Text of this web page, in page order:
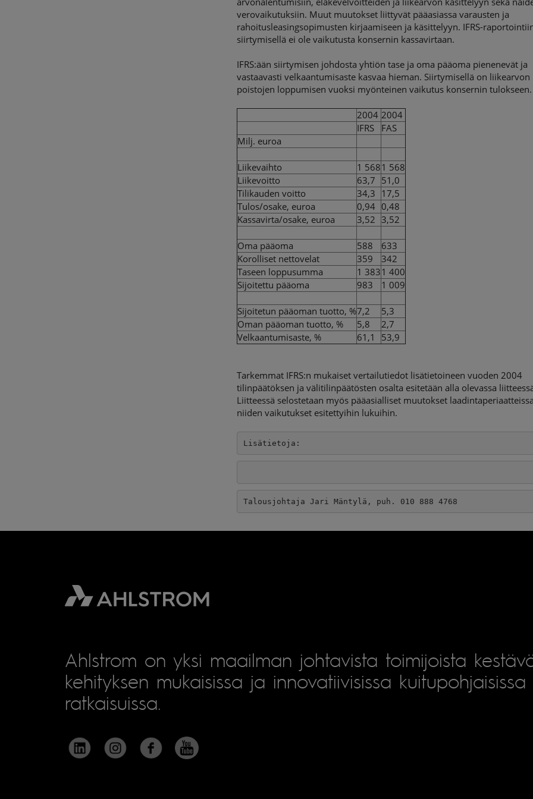
verovaikutuksiin. Muut muutokset liittyvät pääasiassa varausten ja
rahoitusleasingsopimusten kirjaamiseen ja käsittelyyn. IFRS-
siirtymisellä ei ole vaikutusta konsernin kassavirtaan.
IFRS:ään siirtymisen johdosta yhtiön tase ja oma pääoma pienenevät ja
vastaavasti velkaantumisaste kasvaa hieman. Siirtymisellä on liikearvon
poistojen loppumisen vuoksi myönteinen vaikutus konsernin tulokseen.
2004 2004
IFRS
FAS
Milj. euroa
Liikevaihto 1 5681 568
Liikevoitto
63,7 51,0
Tilikauden voitto
34,3 17,5
Tulos/osake, euroa
0,94 0,48
Kassavirta/osake, euroa
3,52 3,52
Oma pääoma 588
633
Korolliset nettovelat
359
342
Taseen loppusumma
1 3831 400
Sijoitettu pääoma
983 1 009
Sijoitetun pääoman tuotto, %7,2
5,3
Oman pääoman tuotto, %
5,8
2,7
Velkaantumisaste, %
61,1 53,9
Tarkemmat IFRS:n mukaiset vertailutiedot lisätietoineen vuoden 2004
tilinpäätöksen ja välitilinpäätösten osalta esitetään alla olevassa
Liitteessä selostetaan myös pääasialliset muutokset
niiden vaikutukset esitettyihin lukuihin.
Lisätietoja:
Talousjohtaja Jari Mäntylä, puh. 010 888 4768
Ahlstrom on yksi maailman johtavista toimijoista
kehityksen mukaisissa ja innovatiivisissa kuitupohjaisissa
ratkaisuissa.